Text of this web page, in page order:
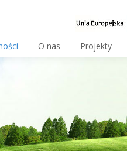
O nas Projekty